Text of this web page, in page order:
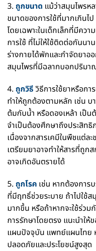
3. ถูกขนาด แม้ว่าสมุนไพรห
ขนาดของการใช้ที่มากเกินไ
โดยเฉพาะในเด็กเล็กที่มีคว
การใช้ ที่ไม่ให้ใช้ติดต่อกันนา
ร่างกายได้พักและกำจัดยา
สมุนไพรที่มีฉลากบอกปริม
4. ถูกวิธีวิธีการใช้ยาหรือก
ทำให้ถูกต้องตามหลัก เช่น
ต้มกับน้ำ หรือดองเหล้า เป็
จำเป็นต้องศึกษาถึงประสิทธิ
เนื่องจากสารเคมีในพืชแต่ล
เตรียมยาอาจทำให้สารที่ถู
อาจเกิดอันตรายได้
5. ถูกโรค เช่น หากต้องการ
ที่มีฤทธิ์ช่วยระบาย ถ้าไปใช้
มากขึ้น หรือถ้าหากจะใช้ร่ว
การรักษาโดยตรง แนะนำใ
แผนปัจจุบัน แพทย์แผนไทย
ปลอดภัยและประโยชน์สูงสุด